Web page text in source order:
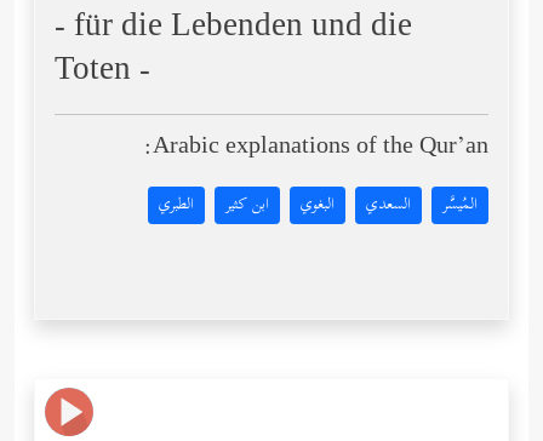
- für die Lebenden und die
Toten -
Arabic explanations of the Qur’an:
المُيسَّر السعدي البغوي ابن كثير الطبري